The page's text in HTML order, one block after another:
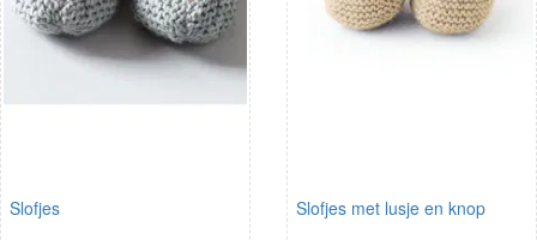
Slofjes Slofjes met lusje en knop